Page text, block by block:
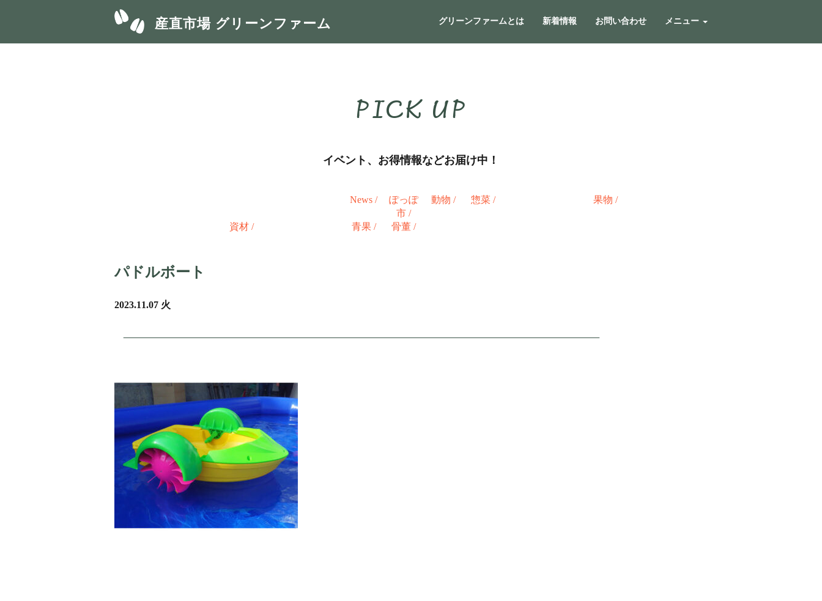
産直市場 グリーンファーム グリーンファームとは 新着情報 お問い合わせ メニュー
PICK UP
イベント、お得情報などお届け中！
News /
ぽっぽ
市 /
動物 / 惣菜 / 果物 /
資材 / 青果 / 骨董 /
パドルボート
2023.11.07 火